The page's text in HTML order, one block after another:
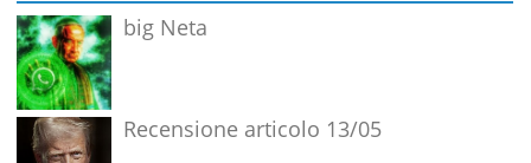
big Neta
Recensione articolo 13/05